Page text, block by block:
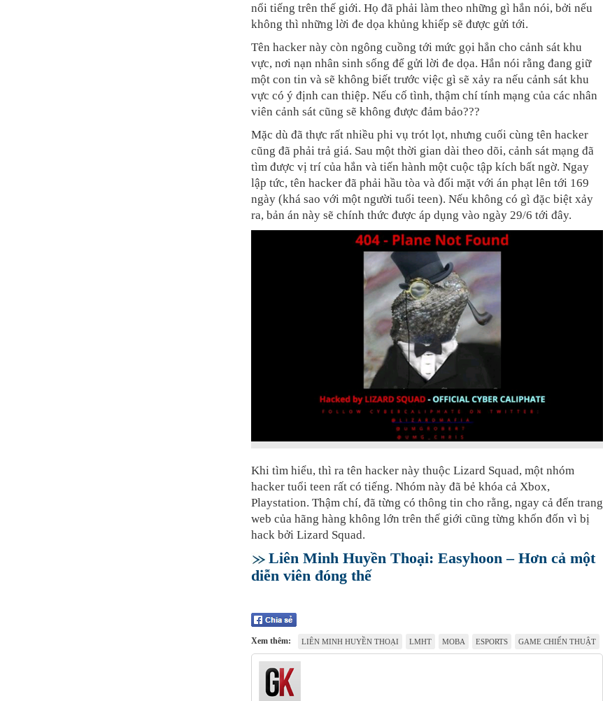
nổi tiếng trên thế giới. Họ đã phải làm theo những gì hắn nói, bởi nếu
không thì những lời đe dọa khủng khiếp sẽ được gửi tới.
Tên hacker này còn ngông cuồng tới mức gọi hẳn cho cảnh sát khu
vực, nơi nạn nhân sinh sống để gửi lời đe dọa. Hắn nói rằng đang giữ
một con tin và sẽ không biết trước việc gì sẽ xảy ra nếu cảnh sát khu
vực có ý định can thiệp. Nếu cố tình, thậm chí tính mạng của các nhân
viên cảnh sát cũng sẽ không được đảm bảo???
Mặc dù đã thực rất nhiều phi vụ trót lọt, nhưng cuối cùng tên hacker
cũng đã phải trả giá. Sau một thời gian dài theo dõi, cảnh sát mạng đã
tìm được vị trí của hắn và tiến hành một cuộc tập kích bất ngờ. Ngay
lập tức, tên hacker đã phải hầu tòa và đối mặt với án phạt lên tới 169
ngày (khá sao với một người tuổi teen). Nếu không có gì đặc biệt xảy
ra, bản án này sẽ chính thức được áp dụng vào ngày 29/6 tới đây.
Khi tìm hiểu, thì ra tên hacker này thuộc Lizard Squad, một nhóm
hacker tuổi teen rất có tiếng. Nhóm này đã bẻ khóa cả Xbox,
Playstation. Thậm chí, đã từng có thông tin cho rằng, ngay cả đến trang
web của hãng hàng không lớn trên thế giới cũng từng khốn đốn vì bị
hack bởi Lizard Squad.
Liên Minh Huyền Thoại: Easyhoon – Hơn cả một
diễn viên đóng thế
Xem thêm: LIÊN MINH HUYỀN THOẠI LMHT MOBA ESPORTS GAME CHIẾN THUẬT